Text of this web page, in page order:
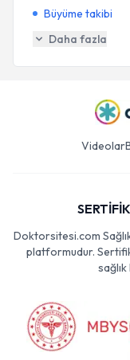
Büyüme takibi
Daha fazla
Videolar
Doktorsitesi.com
platformudur.